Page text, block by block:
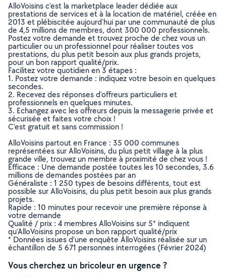
AlloVoisins c’est la marketplace leader dédiée aux
prestations de services et à la location de matériel, créée en
2013 et plébiscitée aujourd’hui par une communauté de plus
de 4,5 millions de membres, dont 300 000 professionnels.
Postez votre demande et trouvez proche de chez vous un
particulier ou un professionnel pour réaliser toutes vos
prestations, du plus petit besoin aux plus grands projets,
pour un bon rapport qualité/prix.
Facilitez votre quotidien en 3 étapes :
1. Postez votre demande : indiquez votre besoin en quelques
secondes.
2. Recevez des réponses d’offreurs particuliers et
professionnels en quelques minutes.
3. Echangez avec les offreurs depuis la messagerie privée et
sécurisée et faites votre choix !
C’est gratuit et sans commission !
AlloVoisins partout en France : 35 000 communes
représentées sur AlloVoisins, du plus petit village à la plus
grande ville, trouvez un membre à proximité de chez vous !
Efficace : Une demande postée toutes les 10 secondes, 3.6
millions de demandes postées par an
Généraliste : 1 250 types de besoins différents, tout est
possible sur AlloVoisins, du plus petit besoin aux plus grands
projets.
Rapide : 10 minutes pour recevoir une première réponse à
votre demande
Qualité / prix : 4 membres AlloVoisins sur 5* indiquent
qu’AlloVoisins propose un bon rapport qualité/prix
* Données issues d’une enquête AlloVoisins réalisée sur un
échantillon de 5 671 personnes interrogées (Février 2024)
Vous cherchez un bricoleur en urgence ?